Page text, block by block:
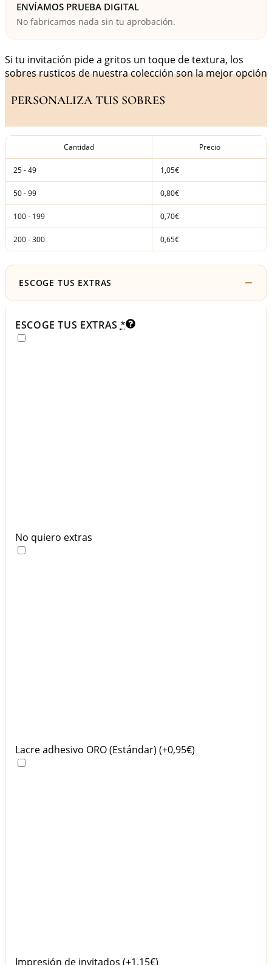
ENVÍAMOS PRUEBA DIGITAL
No fabricamos nada sin tu aprobación.
Si tu invitación pide a gritos un toque de textura, los
sobres rusticos de nuestra colección son la mejor opción
PERSONALIZA TUS SOBRES
Cantidad Precio
25 - 49 1,05€
50 - 99 0,80€
100 - 199 0,70€
200 - 300 0,65€
ESCOGE TUS EXTRAS
ESCOGE TUS EXTRAS *
No quiero extras
Lacre adhesivo ORO (Estándar) (+0,95€)
Impresión de invitados (+1,15€)